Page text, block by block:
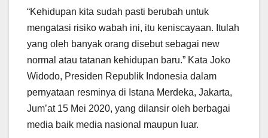
“Kehidupan kita sudah pasti berubah untuk
mengatasi risiko wabah ini, itu keniscayaan. Itulah
yang oleh banyak orang disebut sebagai new
normal atau tatanan kehidupan baru.” Kata Joko
Widodo, Presiden Republik Indonesia dalam
pernyataan resminya di Istana Merdeka, Jakarta,
Jum’at 15 Mei 2020, yang dilansir oleh berbagai
media baik media nasional maupun luar.